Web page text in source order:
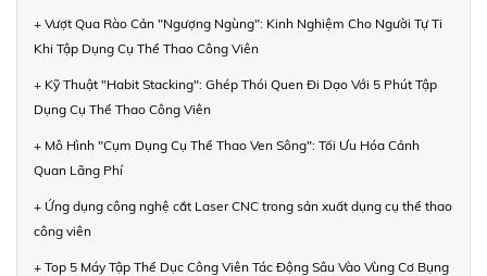
+ Vượt Qua Rào Cản "Ngượng Ngùng": Kinh Nghiệm Cho Người Tự Ti
Khi Tập Dụng Cụ Thể Thao Công Viên
+ Kỹ Thuật "Habit Stacking": Ghép Thói Quen Đi Dạo Với 5 Phút Tập
Dụng Cụ Thể Thao Công Viên
+ Mô Hình "Cụm Dụng Cụ Thể Thao Ven Sông": Tối Ưu Hóa Cảnh
Quan Lãng Phí
+ Ứng dụng công nghệ cắt Laser CNC trong sản xuất dụng cụ thể thao
công viên
+ Top 5 Máy Tập Thể Dục Công Viên Tác Động Sâu Vào Vùng Cơ Bụng